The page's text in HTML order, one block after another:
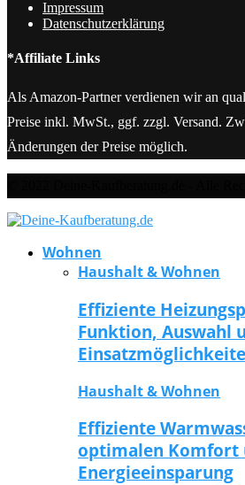
Impressum
Datenschutzerklärung
*Affiliate Links
Als Amazon-Partner verdienen wir an
Preise inkl. MwSt., ggf. zzgl. Versand.
Änderungen der Preise möglich.
Wohnen
Haushalt & Wohnen
Effiziente
Funktion, Auswahl
Haushalt & Wohnen
Effiziente
optimalen Komfort
Energieeinsparung